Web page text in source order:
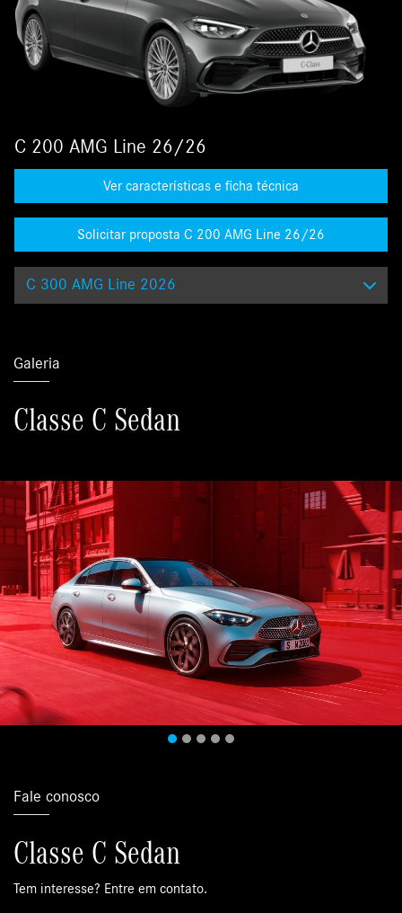
C 200 AMG Line 26/26
Ver características e ficha técnica
Solicitar proposta C 200 AMG Line 26/26
C 300 AMG Line 2026
Galeria
Classe C Sedan
Fale conosco
Classe C Sedan
Tem interesse? Entre em contato.